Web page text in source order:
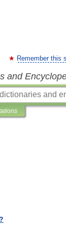
Remember this
and